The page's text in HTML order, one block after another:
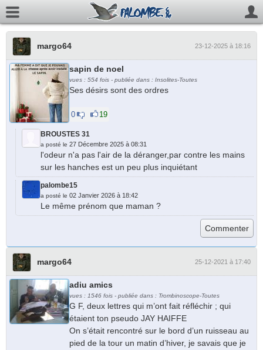
margo64 23-12-2025 à 18:16
sapin de noel
vues : 554 fois - publiée dans : Insolites-Toutes
Ses désirs sont des ordres
0 19
BROUSTES 31
a posté le 27 Décembre 2025 à 08:31
l'odeur n'a pas l'air de la déranger,par contre les mains
sur les hanches est un peu plus inquiétant
palombe15
a posté le 02 Janvier 2026 à 18:42
Le même prénom que maman ?
margo64 25-12-2021 à 17:40
adiu amics
vues : 1546 fois - publiée dans : Trombinoscope-Toutes
G F, deux lettres qui m’ont fait réfléchir ; qui
étaient ton pseudo JAY HAIFFE
On s’était rencontré sur le bord d’un ruisseau au
pied de la tour un matin d’hiver, je savais que je